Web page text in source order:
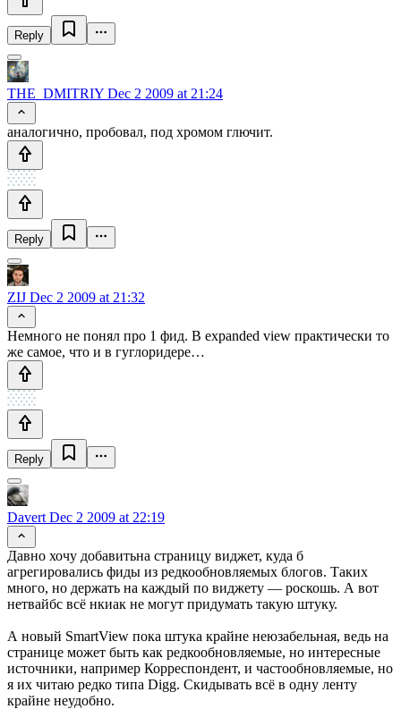
Reply
THE_DMITRIY Dec 2 2009 at 21:24
аналогично, пробовал, под хромом глючит.
Reply
ZIJ Dec 2 2009 at 21:32
Немного не понял про 1 фид. В expanded view практически то
же самое, что и в гуглоридере…
Reply
Davert Dec 2 2009 at 22:19
Давно хочу добавитьна страницу виджет, куда б
агрегировались фиды из редкообновляемых блогов. Таких
много, но держать на каждый по виджету — роскошь. А вот
нетвайбс всё нкиак не могут придумать такую штуку.
А новый SmartView пока штука крайне неюзабельная, ведь на
странице может быть как редкообновляемые, но интересные
источники, например Корреспондент, и частообновляемые, но
я их читаю редко типа Digg. Скидывать всё в одну ленту
крайне неудобно.